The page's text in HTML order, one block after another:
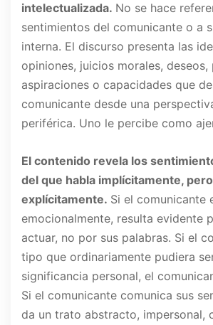
intelectualizada. No se hace
sentimientos del comunicante o a
interna. El discurso presenta las
opiniones, juicios morales, deseos,
aspiraciones o capacidades que
comunicante desde una
periférica. Uno le percibe como
El contenido revela los
del que habla implícitamente,
explícitamente. Si el comunicante
emocionalmente, resulta evidente
actuar, no por sus palabras. Si el
tipo que ordinariamente pudiera
significancia personal, el
Si el comunicante comunica sus
da un trato abstracto, impersonal,